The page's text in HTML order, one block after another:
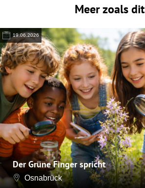
Meer zoals dit
19.06.2026
Der Grüne Finger spricht
Osnabrück